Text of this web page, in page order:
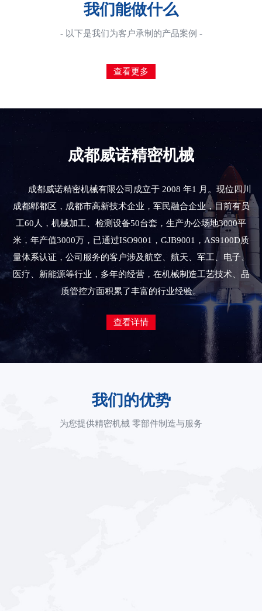
我们能做什么
- 以下是我们为客户承制的产品案例 -
查看更多
成都威诺精密机械
成都威诺精密机械有限公司成立于 2008 年1 月。现位四川
成都郫都区，成都市高新技术企业，军民融合企业，目前有员
工60人，机械加工、检测设备50台套，生产办公场地3000平
米，年产值3000万，已通过ISO9001，GJB9001，AS9100D质
量体系认证，公司服务的客户涉及航空、航天、军工、电子、
医疗、新能源等行业，多年的经营，在机械制造工艺技术、品
质管控方面积累了丰富的行业经验。
查看详情
我们的优势
为您提供精密机械 零部件制造与服务